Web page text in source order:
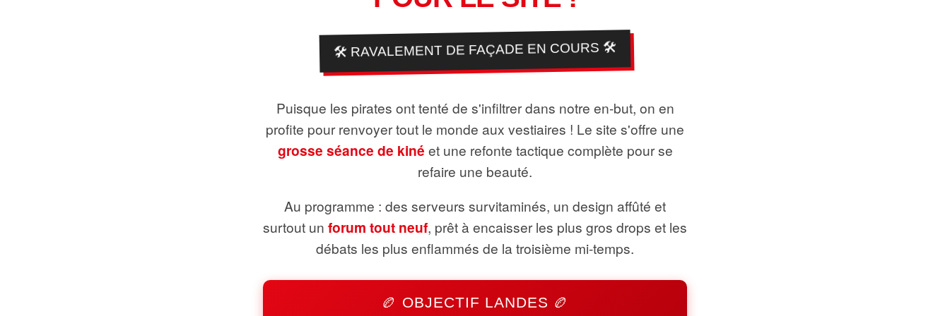
🛠️ RAVALEMENT DE FAÇADE EN COURS 🛠️
Puisque les pirates ont tenté de s'infiltrer dans notre en-but, on en
profite pour renvoyer tout le monde aux vestiaires ! Le site s'offre une
grosse séance de kiné et une refonte tactique complète pour se
refaire une beauté.
Au programme : des serveurs survitaminés, un design affûté et
surtout un forum tout neuf, prêt à encaisser les plus gros drops et les
débats les plus enflammés de la troisième mi-temps.
🏉 OBJECTIF LANDES 🏉